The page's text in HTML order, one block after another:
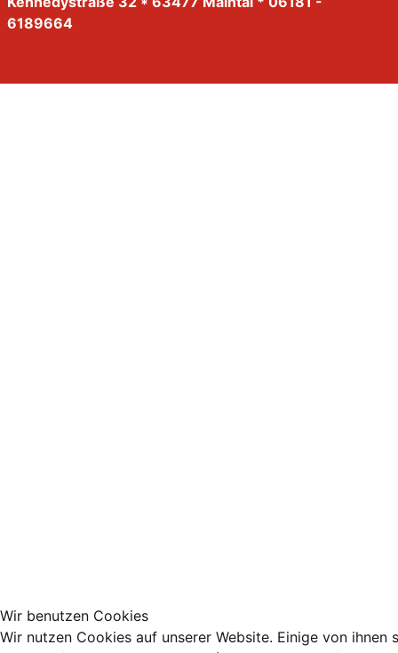
6189664
Wir benutzen Cookies
Wir nutzen Cookies auf unserer Website. Einige von